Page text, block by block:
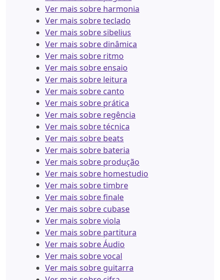
Ver mais sobre harmonia
Ver mais sobre teclado
Ver mais sobre sibelius
Ver mais sobre dinâmica
Ver mais sobre ritmo
Ver mais sobre ensaio
Ver mais sobre leitura
Ver mais sobre canto
Ver mais sobre prática
Ver mais sobre regência
Ver mais sobre técnica
Ver mais sobre beats
Ver mais sobre bateria
Ver mais sobre produção
Ver mais sobre homestudio
Ver mais sobre timbre
Ver mais sobre finale
Ver mais sobre cubase
Ver mais sobre viola
Ver mais sobre partitura
Ver mais sobre Áudio
Ver mais sobre vocal
Ver mais sobre guitarra